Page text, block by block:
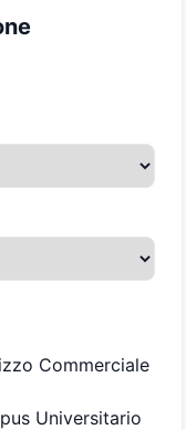
Commerciale
Universitario